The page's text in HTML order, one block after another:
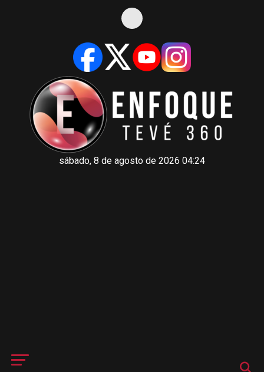
sábado, 8 de agosto de 2026 04:24